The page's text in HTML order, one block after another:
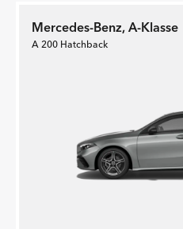
Mercedes-Benz, A-Klasse
A 200 Hatchback